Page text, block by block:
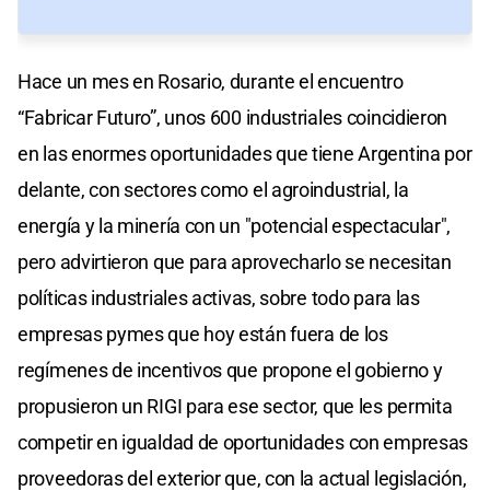
Hace un mes en Rosario, durante el encuentro
“Fabricar Futuro”, unos 600 industriales coincidieron
en las enormes oportunidades que tiene Argentina por
delante, con sectores como el agroindustrial, la
energía y la minería con un "potencial espectacular",
pero advirtieron que para aprovecharlo se necesitan
políticas industriales activas, sobre todo para las
empresas pymes que hoy están fuera de los
regímenes de incentivos que propone el gobierno y
propusieron un RIGI para ese sector, que les permita
competir en igualdad de oportunidades con empresas
proveedoras del exterior que, con la actual legislación,